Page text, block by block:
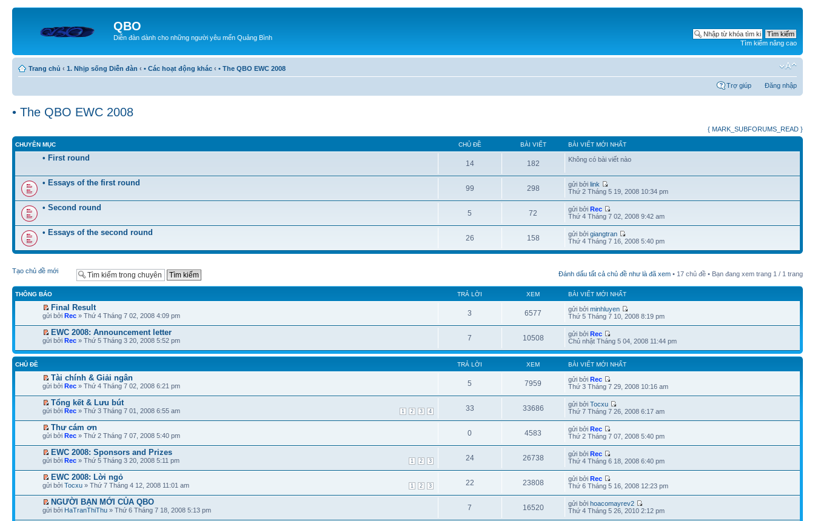
QBO
Diễn đàn dành cho những người yêu mến Quảng Bình
Tìm kiếm nâng cao
Trang chủ ‹ 1. Nhịp sống Diễn đàn ‹ • Các hoạt động khác ‹ • The QBO EWC 2008
Trợ giúp Đăng nhập
• The QBO EWC 2008
{ MARK_SUBFORUMS_READ }
CHUYÊN MỤC CHỦ ĐỀ BÀI VIẾT BÀI VIẾT MỚI NHẤT
• First round
14 182 Không có bài viết nào
• Essays of the first round
99 298 gửi bởilink
Thứ 2 Tháng 5 19, 2008 10:34 pm
• Second round
5 72 gửi bởiRec
Thứ 4 Tháng 7 02, 2008 9:42 am
• Essays of the second round
26 158 gửi bởigiangtran
Thứ 4 Tháng 7 16, 2008 5:40 pm
Tạo chủ đề mới Đánh dấu tất cả chủ đề như là đã xem • 17 chủ đề • Bạn đang xem trang 1 / 1 trang
THÔNG BÁO TRẢ LỜI XEM BÀI VIẾT MỚI NHẤT
Final Result
gửi bởi Rec » Thứ 4 Tháng 7 02, 2008 4:09 pm 3 6577 gửi bởiminhluyen
Thứ 5 Tháng 7 10, 2008 8:19 pm
EWC 2008: Announcement letter
gửi bởi Rec » Thứ 5 Tháng 3 20, 2008 5:52 pm 7 10508 gửi bởiRec
Chủ nhật Tháng 5 04, 2008 11:44 pm
CHỦ ĐỀ TRẢ LỜI XEM BÀI VIẾT MỚI NHẤT
Tài chính & Giải ngân
gửi bởi Rec » Thứ 4 Tháng 7 02, 2008 6:21 pm 5 7959 gửi bởiRec
Thứ 3 Tháng 7 29, 2008 10:16 am
Tổng kết & Lưu bút
1 2 3 4
gửi bởi Rec » Thứ 3 Tháng 7 01, 2008 6:55 am 33 33686 gửi bởiTocxu
Thứ 7 Tháng 7 26, 2008 6:17 am
Thư cám ơn
gửi bởi Rec » Thứ 2 Tháng 7 07, 2008 5:40 pm 0 4583 gửi bởiRec
Thứ 2 Tháng 7 07, 2008 5:40 pm
EWC 2008: Sponsors and Prizes
1 2 3
gửi bởi Rec » Thứ 5 Tháng 3 20, 2008 5:11 pm 24 26738 gửi bởiRec
Thứ 4 Tháng 6 18, 2008 6:40 pm
EWC 2008: Lời ngỏ
1 2 3
gửi bởi Tocxu » Thứ 7 Tháng 4 12, 2008 11:01 am 22 23808 gửi bởiRec
Thứ 6 Tháng 5 16, 2008 12:23 pm
NGƯỜI BẠN MỚI CỦA QBO
gửi bởi HaTranThiThu » Thứ 6 Tháng 7 18, 2008 5:13 pm 7 16520 gửi bởihoacomayrev2
Thứ 4 Tháng 5 26, 2010 2:12 pm